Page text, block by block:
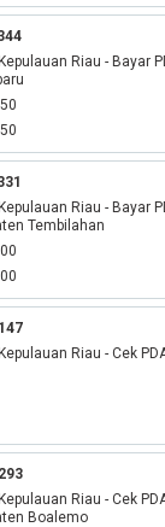
Riau - Bayar
Riau - Bayar
Tembilahan
Riau - Cek
Riau - Cek
Boalemo